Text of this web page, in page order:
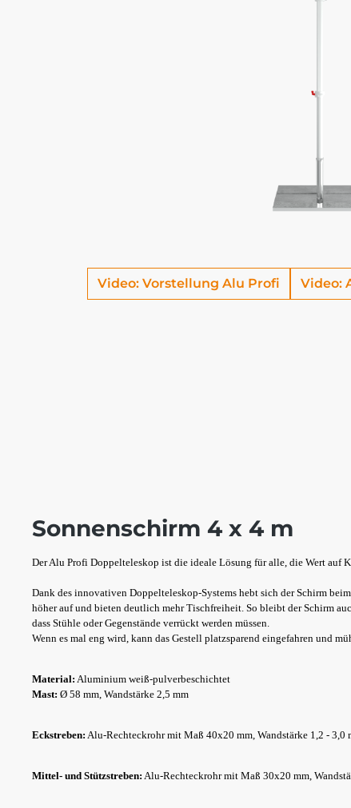
Video: Vorstellung Alu Profi Video:
Sonnenschirm 4 x 4 m
Der Alu Profi Doppelteleskop ist die ideale Lösung für alle, die Wert auf
Dank des innovativen Doppelteleskop-Systems hebt sich der Schirm
höher auf und bieten deutlich mehr Tischfreiheit. So bleibt der Schirm
dass Stühle oder Gegenstände verrückt werden müssen.
Wenn es mal eng wird, kann das Gestell platzsparend eingefahren und
Material: Aluminium weiß-pulverbeschichtet
Mast: Ø 58 mm, Wandstärke 2,5 mm
Eckstreben: Alu-Rechteckrohr mit Maß 40x20 mm, Wandstärke 1,2 - 3,0
Mittel- und Stützstreben: Alu-Rechteckrohr mit Maß 30x20 mm,